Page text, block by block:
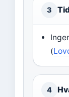
3
(
4